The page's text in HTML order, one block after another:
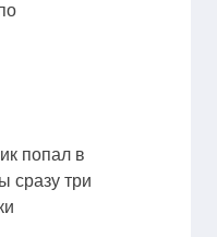
попал в
сразу три